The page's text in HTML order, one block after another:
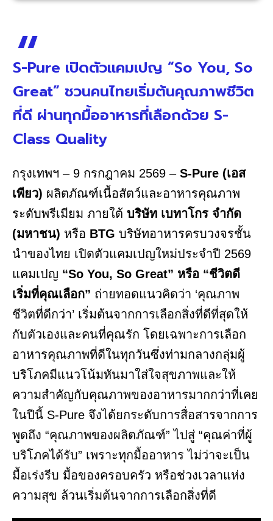
S-Pure เปิดตัวแคมเปญ “So You, So
Great” ชวนคนไทยเริ่มต้นคุณภาพชีวิต
ที่ดี ผ่านทุกมื้ออาหารที่เลือกด้วย S-
Class Quality
กรุงเทพฯ – 9 กรกฎาคม 2569 – S-Pure (เอส
เพียว) ผลิตภัณฑ์เนื้อสัตว์และอาหารคุณภาพ
ระดับพรีเมียม ภายใต้ บริษัท เบทาโกร จำกัด
(มหาชน) หรือ BTG บริษัทอาหารครบวงจรชั้น
นำของไทย เปิดตัวแคมเปญใหม่ประจำปี 2569
แคมเปญ “So You, So Great” หรือ “ชีวิตดี
เริ่มที่คุณเลือก” ถ่ายทอดแนวคิดว่า ‘คุณภาพ
ชีวิตที่ดีกว่า’ เริ่มต้นจากการเลือกสิ่งที่ดีที่สุดให้
กับตัวเองและคนที่คุณรัก โดยเฉพาะการเลือก
อาหารคุณภาพที่ดีในทุกวันซึ่งท่ามกลางกลุ่มผู้
บริโภคมีแนวโน้มหันมาใส่ใจสุขภาพและให้
ความสำคัญกับคุณภาพของอาหารมากกว่าที่เคย
ในปีนี้ S-Pure จึงได้ยกระดับการสื่อสารจากการ
พูดถึง “คุณภาพของผลิตภัณฑ์” ไปสู่ “คุณค่าที่ผู้
บริโภคได้รับ” เพราะทุกมื้ออาหาร ไม่ว่าจะเป็น
มื้อเร่งรีบ มื้อของครอบครัว หรือช่วงเวลาแห่ง
ความสุข ล้วนเริ่มต้นจากการเลือกสิ่งที่ดี